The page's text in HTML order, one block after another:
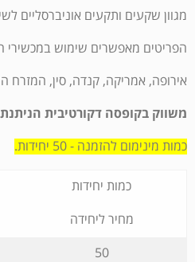
מגוון שקעים ותקעים אוניברסליים
הפריטים מאפשרים שימוש במכשירי
אירופה, אמריקה, קנדה, סין, המזרח
משווק בקופסה דקורטיבית
כמות מינימום להזמנה - 50 יחידות.
כמות יחידות
מחיר ליחידה
50